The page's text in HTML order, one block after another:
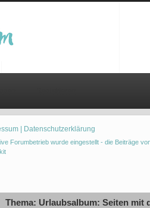
| Datenschutzerklärung
Forumbetrieb wurde eingestellt - die Beiträge
Thema: Urlaubsalbum: Seiten mit